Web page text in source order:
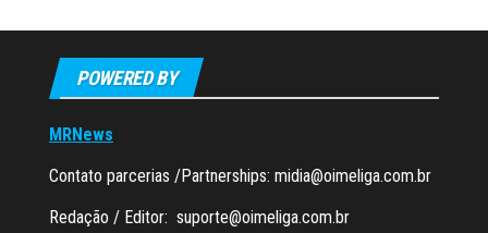
POWERED BY
MRNews
Contato parcerias /Partnerships: midia@oimeliga.com.br
Redação / Editor: suporte@oimeliga.com.br